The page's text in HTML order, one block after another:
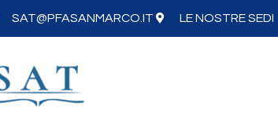
SAT@PFASANMARCO.IT LE NOSTRE SEDI